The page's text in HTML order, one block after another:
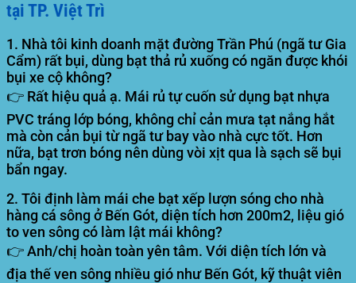
tại TP. Việt Trì
1. Nhà tôi kinh doanh mặt đường Trần Phú (ngã tư Gia
Cẩm) rất bụi, dùng bạt thả rủ xuống có ngăn được khói
bụi xe cộ không?
👉 Rất hiệu quả ạ. Mái rủ tự cuốn sử dụng bạt nhựa
PVC tráng lớp bóng, không chỉ cản mưa tạt nắng hắt
mà còn cản bụi từ ngã tư bay vào nhà cực tốt. Hơn
nữa, bạt trơn bóng nên dùng vòi xịt qua là sạch sẽ bụi
bẩn ngay.
2. Tôi định làm mái che bạt xếp lượn sóng cho nhà
hàng cá sông ở Bến Gót, diện tích hơn 200m2, liệu gió
to ven sông có làm lật mái không?
👉 Anh/chị hoàn toàn yên tâm. Với diện tích lớn và
địa thế ven sông nhiều gió như Bến Gót, kỹ thuật viên